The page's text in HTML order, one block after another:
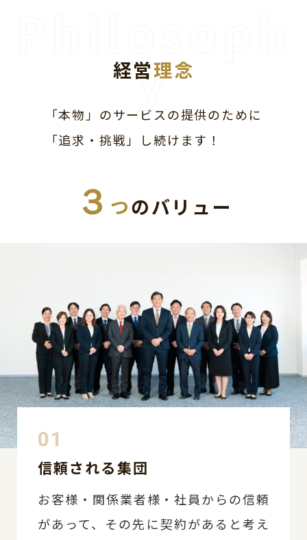
経営理念
「本物」のサービスの提供のために
「追求・挑戦」し続けます！
３ つのバリュー
信頼される集団
お客様・関係業者様・社員からの信頼
があって、 その先に契約があると考え